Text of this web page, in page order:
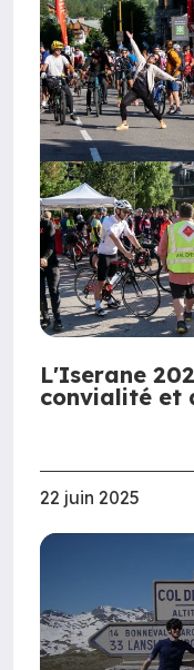
L'Iserane
convialité et
22 juin 2025